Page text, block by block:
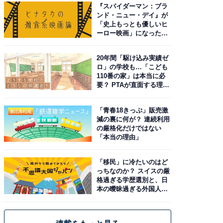
『スパイダーマン：ブラ
ンド・ニュー・デイ』が
「史上もっとも優しいヒ
ーロー映画」になった理
20年間「駆け込み実績ゼ
ロ」の学校も…「こども
110番の家」は本当に必
要？ PTAが直面する理想
「青春18きっぷ」販売激
減の裏に何が？ 連続利用
の厳格化だけではない
「本当の理由」
「移民」に冷たいのはど
っちなのか？ スイスの厳
格過ぎる学歴選別と、日
本の曖昧過ぎる外国人政